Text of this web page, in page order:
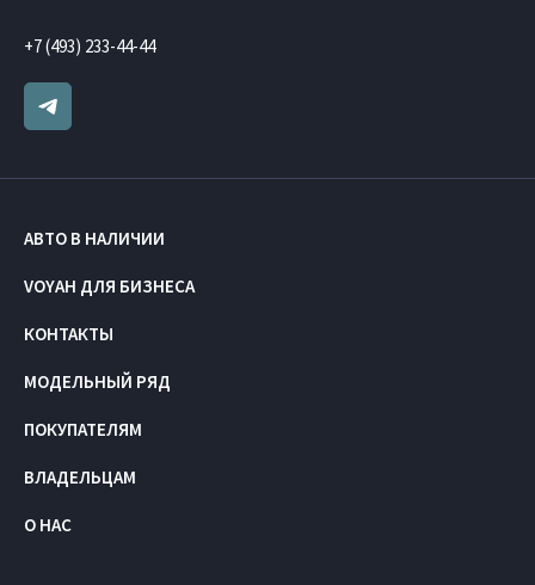
+7 (493) 233-44-44
АВТО В НАЛИЧИИ
VOYAH ДЛЯ БИЗНЕСА
КОНТАКТЫ
МОДЕЛЬНЫЙ РЯД
ПОКУПАТЕЛЯМ
ВЛАДЕЛЬЦАМ
О НАС